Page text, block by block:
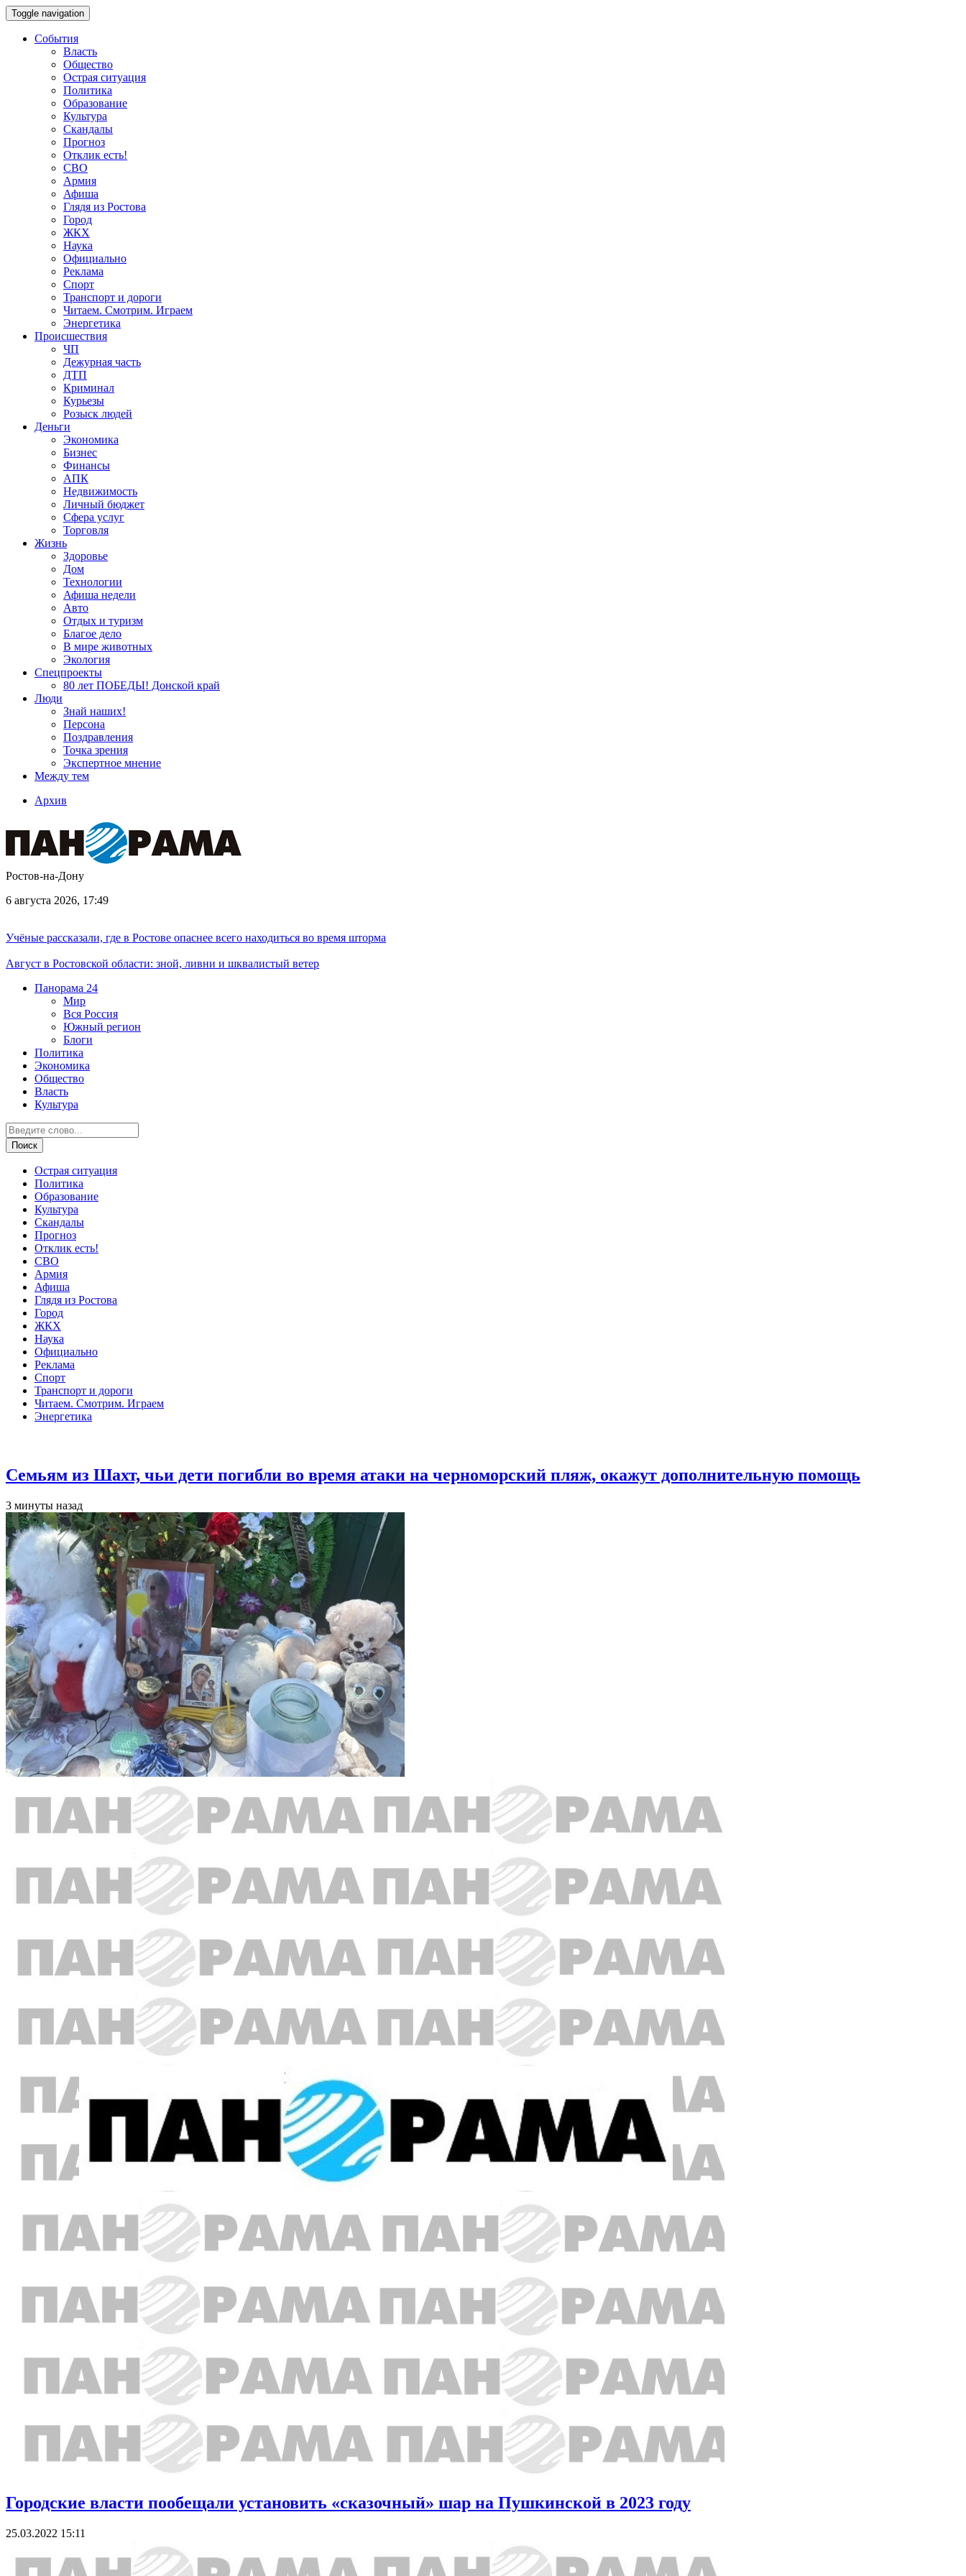
Toggle navigation
События
Власть
Общество
Острая ситуация
Политика
Образование
Культура
Скандалы
Прогноз
Отклик есть!
СВО
Армия
Афиша
Глядя из Ростова
Город
ЖКХ
Наука
Официально
Реклама
Спорт
Транспорт и дороги
Читаем. Смотрим. Играем
Энергетика
Происшествия
ЧП
Дежурная часть
ДТП
Криминал
Курьезы
Розыск людей
Деньги
Экономика
Бизнес
Финансы
АПК
Недвижимость
Личный бюджет
Сфера услуг
Торговля
Жизнь
Здоровье
Дом
Технологии
Афиша недели
Авто
Отдых и туризм
Благое дело
В мире животных
Экология
Спецпроекты
80 лет ПОБЕДЫ! Донской край
Люди
Знай наших!
Персона
Поздравления
Точка зрения
Экспертное мнение
Между тем
Архив
Ростов-на-Дону
6 августа 2026, 17:49
Учёные рассказали, где в Ростове опаснее всего находиться во время шторма
Август в Ростовской области: зной, ливни и шквалистый ветер
Панорама 24
Мир
Вся Россия
Южный регион
Блоги
Политика
Экономика
Общество
Власть
Культура
Острая ситуация
Политика
Образование
Культура
Скандалы
Прогноз
Отклик есть!
СВО
Армия
Афиша
Глядя из Ростова
Город
ЖКХ
Наука
Официально
Реклама
Спорт
Транспорт и дороги
Читаем. Смотрим. Играем
Энергетика
Семьям из Шахт, чьи дети погибли во время атаки на черноморский пляж, окажут дополнительную помощь
3 минуты назад
Городские власти пообещали установить «сказочный» шар на Пушкинской в 2023 году
25.03.2022 15:11